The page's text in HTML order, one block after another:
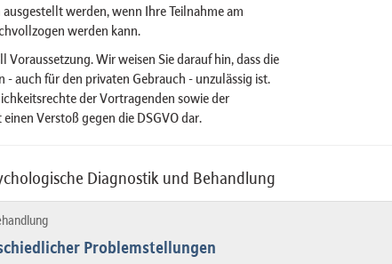
werden, wenn Ihre Teilnahme am
werden kann.
Wir weisen Sie darauf hin, dass die
auch für den privaten Gebrauch - unzulässig ist.
der Vortragenden sowie der
Verstoß gegen die DSGVO dar.
Diagnostik und Behandlung
Problemstellungen